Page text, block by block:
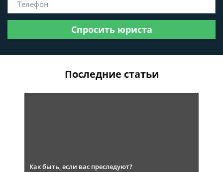
Спросить юриста
Последние статьи
Как быть, если вас преследуют?